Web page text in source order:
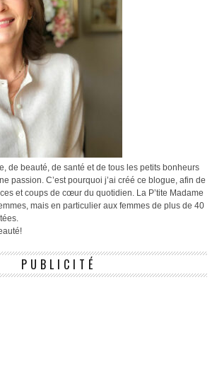
de beauté, de santé et de tous les petits bonheurs
passion. C’est pourquoi j’ai créé ce blogue, afin de
et coups de cœur du quotidien. La P’tite Madame
mais en particulier aux femmes de plus de 40
PUBLICITÉ